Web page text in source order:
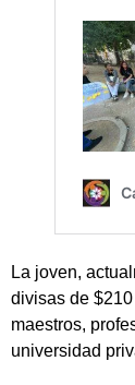
La joven,
divisas de
maestros,
universidad